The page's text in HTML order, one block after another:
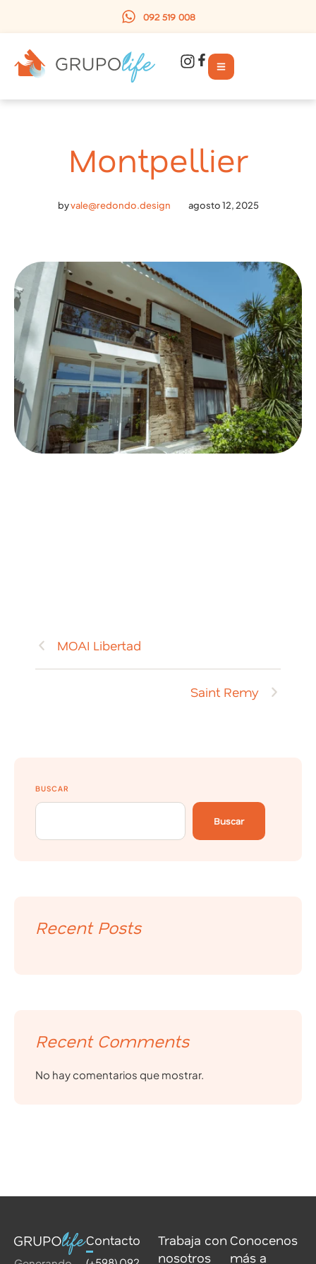
092 519 008
Montpellier
byvale@redondo.design agosto 12, 2025
MOAI Libertad
Saint Remy
BUSCAR
Buscar
Recent Posts
Recent Comments
No hay comentarios que mostrar.
Contacto
Trabaja con
nosotros
Conocenos
más a